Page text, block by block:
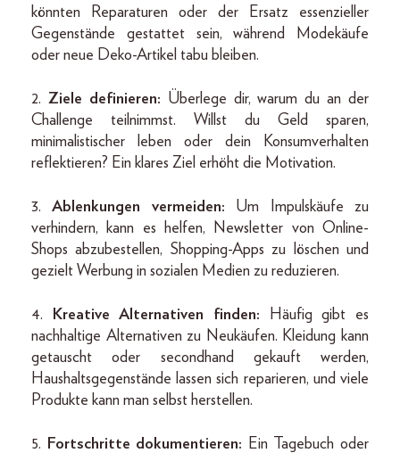
könnten Reparaturen oder der Ersatz essenzieller
Gegenstände gestattet sein, während Modekäufe
oder neue Deko-Artikel tabu bleiben.
2. Ziele definieren: Überlege dir, warum du an der
Challenge teilnimmst. Willst du Geld sparen,
minimalistischer leben oder dein Konsumverhalten
reflektieren? Ein klares Ziel erhöht die Motivation.
3.Ablenkungen vermeiden: Um Impulskäufe zu
verhindern, kann es helfen, Newsletter von Online-
Shops abzubestellen, Shopping-Apps zu löschen und
gezielt Werbung in sozialen Medien zu reduzieren.
4. Kreative Alternativen finden: Häufig gibt es
nachhaltige Alternativen zu Neukäufen. Kleidung kann
getauscht oder secondhand gekauft werden,
Haushaltsgegenstände lassen sich reparieren, und viele
Produkte kann man selbst herstellen.
5. Fortschritte dokumentieren: Ein Tagebuch oder